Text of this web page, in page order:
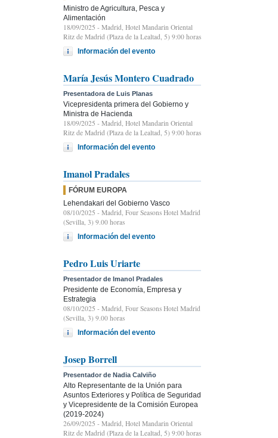
Ministro de Agricultura, Pesca y
Alimentación
18/09/2025 - Madrid, Hotel Mandarin Oriental
Ritz de Madrid (Plaza de la Lealtad, 5) 9:00 horas
Información del evento
María Jesús Montero Cuadrado
Presentadora de Luis Planas
Vicepresidenta primera del Gobierno y
Ministra de Hacienda
18/09/2025 - Madrid, Hotel Mandarin Oriental
Ritz de Madrid (Plaza de la Lealtad, 5) 9:00 horas
Información del evento
Imanol Pradales
FÓRUM EUROPA
Lehendakari del Gobierno Vasco
08/10/2025 - Madrid, Four Seasons Hotel Madrid
(Sevilla, 3) 9.00 horas
Información del evento
Pedro Luis Uriarte
Presentador de Imanol Pradales
Presidente de Economía, Empresa y
Estrategia
08/10/2025 - Madrid, Four Seasons Hotel Madrid
(Sevilla, 3) 9.00 horas
Información del evento
Josep Borrell
Presentador de Nadia Calviño
Alto Representante de la Unión para
Asuntos Exteriores y Política de Seguridad
y Vicepresidente de la Comisión Europea
(2019-2024)
26/09/2025 - Madrid, Hotel Mandarin Oriental
Ritz de Madrid (Plaza de la Lealtad, 5) 9:00 horas